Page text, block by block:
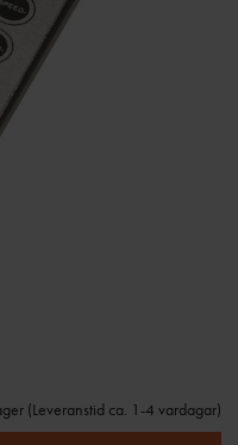
(Leveranstid ca. 1-4 vardagar)